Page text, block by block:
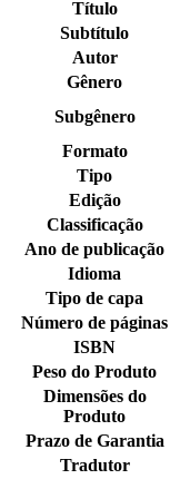
Título
Subtítulo
Autor
Gênero
Subgênero
Formato
Tipo
Edição
Classificação
Ano de publicação
Idioma
Tipo de capa
Número de páginas
ISBN
Peso do Produto
Dimensões do
Produto
Prazo de Garantia
Tradutor